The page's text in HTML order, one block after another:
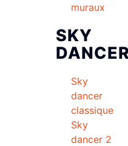
muraux
SKY
Sky
dancer
classique
Sky
dancer 2